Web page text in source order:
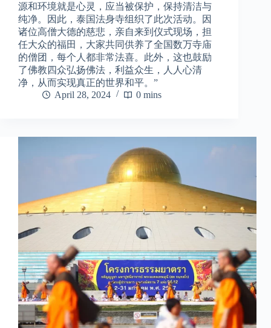
源和环境就是心灵，应当被保护，保持清洁与
纯净。因此，泰国法身寺组织了此次活动。因
诸位高僧大德的慈悲，亲自来到仪式现场，担
任大众的福田，大家共同供养了全国数万寺庙
的僧团，每个人都非常法喜。此外，这也鼓励
了佛教四众弘扬佛法，利益众生，人人心清
净，从而实现真正的世界和平。”
April 28, 2024
0 mins